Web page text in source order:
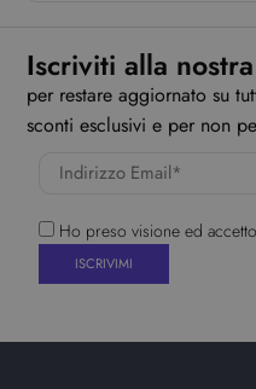
Iscriviti alla
per restare aggiornato su
sconti esclusivi e per non
Ho preso visione ed